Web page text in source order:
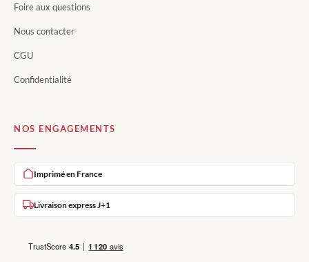
Foire aux questions
Nous contacter
CGU
Confidentialité
NOS ENGAGEMENTS
Imprimé en France
Livraison express J+1